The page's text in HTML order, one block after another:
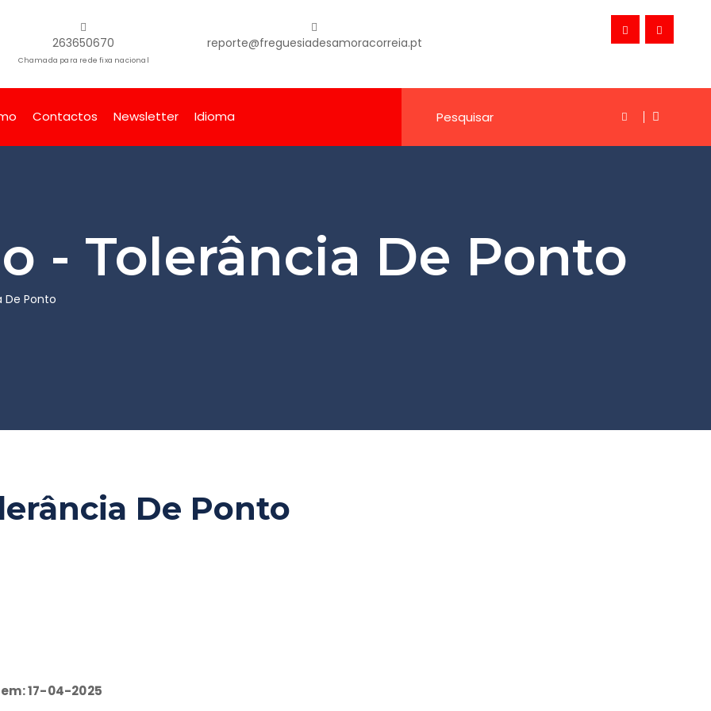
263650670
Chamada para rede fixa nacional
reporte@freguesiadesamoracorreia.pt
Contactos Newsletter Idioma
- Tolerância De Ponto
Ponto
De Ponto
17-04-2025